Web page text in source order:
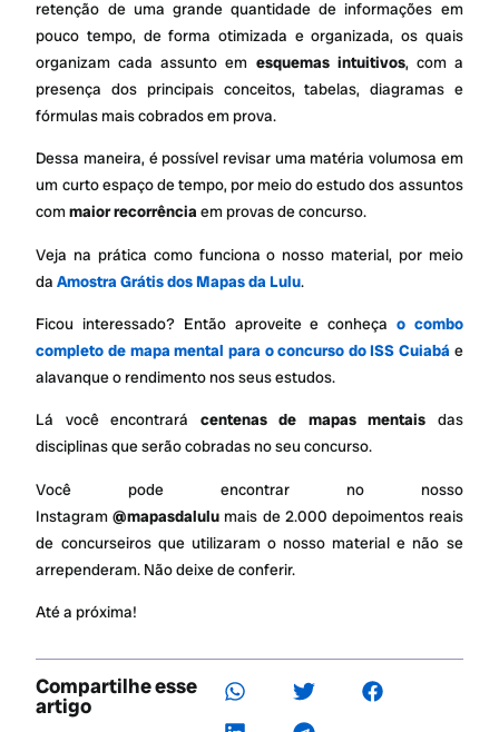
retenção de uma grande quantidade de informações em
pouco tempo, de forma otimizada e organizada, os quais
organizam cada assunto em esquemas intuitivos, com a
presença dos principais conceitos, tabelas, diagramas e
fórmulas mais cobrados em prova.
Dessa maneira, é possível revisar uma matéria volumosa em
um curto espaço de tempo, por meio do estudo dos assuntos
commaior recorrênciaem provas de concurso.
Veja na prática como funciona o nosso material, por meio
daAmostra Grátis dos Mapas da Lulu.
Ficou interessado? Então aproveite e conheça o combo
completo de mapa mental para o concurso do ISS Cuiabáe
alavanque o rendimento nos seus estudos.
Lá você encontrará centenas de mapas mentais das
disciplinas que serão cobradas no seu concurso.
Você pode encontrar no nosso
Instagram@mapasdalulu mais de 2.000 depoimentos reais
de concurseiros que utilizaram o nosso material e não se
arrependeram. Não deixe de conferir.
Até a próxima!
Compartilhe esse
artigo